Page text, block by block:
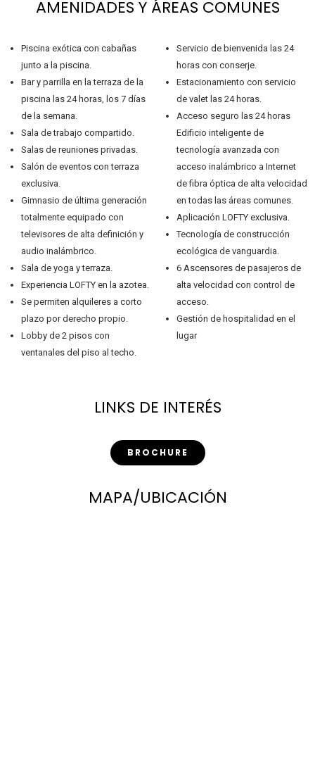
AMENIDADES Y ÁREAS COMUNES
Piscina exótica con cabañas
junto a la piscina.
Bar y parrilla en la terraza de la
piscina las 24 horas, los 7 días
de la semana.
Sala de trabajo compartido.
Salas de reuniones privadas.
Salón de eventos con terraza
exclusiva.
Gimnasio de última generación
totalmente equipado con
televisores de alta definición y
audio inalámbrico.
Sala de yoga y terraza.
Experiencia LOFTY en la azotea.
Se permiten alquileres a corto
plazo por derecho propio.
Lobby de 2 pisos con
ventanales del piso al techo.
Servicio de bienvenida las 24
horas con conserje.
Estacionamiento con servicio
de valet las 24 horas.
Acceso seguro las 24 horas
Edificio inteligente de
tecnología avanzada con
acceso inalámbrico a Internet
de fibra óptica de alta velocidad
en todas las áreas comunes.
Aplicación LOFTY exclusiva.
Tecnología de construcción
ecológica de vanguardia.
6 Ascensores de pasajeros de
alta velocidad con control de
acceso.
Gestión de hospitalidad en el
lugar
LINKS DE INTERÉS
BROCHURE
MAPA/UBICACIÓN